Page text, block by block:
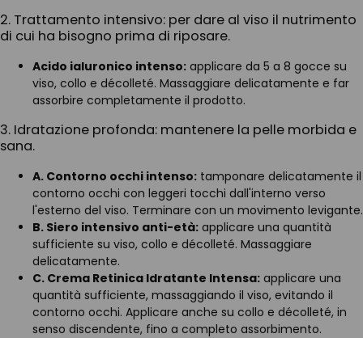
2. Trattamento intensivo: per dare al viso il nutrimento
di cui ha bisogno prima di riposare.
Acido ialuronico intenso: applicare da 5 a 8 gocce su
viso, collo e décolleté. Massaggiare delicatamente e far
assorbire completamente il prodotto.
3. Idratazione profonda: mantenere la pelle morbida e
sana.
A. Contorno occhi intenso: tamponare delicatamente il
contorno occhi con leggeri tocchi dall'interno verso
l'esterno del viso. Terminare con un movimento levigante.
B. Siero intensivo anti-età: applicare una quantità
sufficiente su viso, collo e décolleté. Massaggiare
delicatamente.
C. Crema Retinica Idratante Intensa: applicare una
quantità sufficiente, massaggiando il viso, evitando il
contorno occhi. Applicare anche su collo e décolleté, in
senso discendente, fino a completo assorbimento.